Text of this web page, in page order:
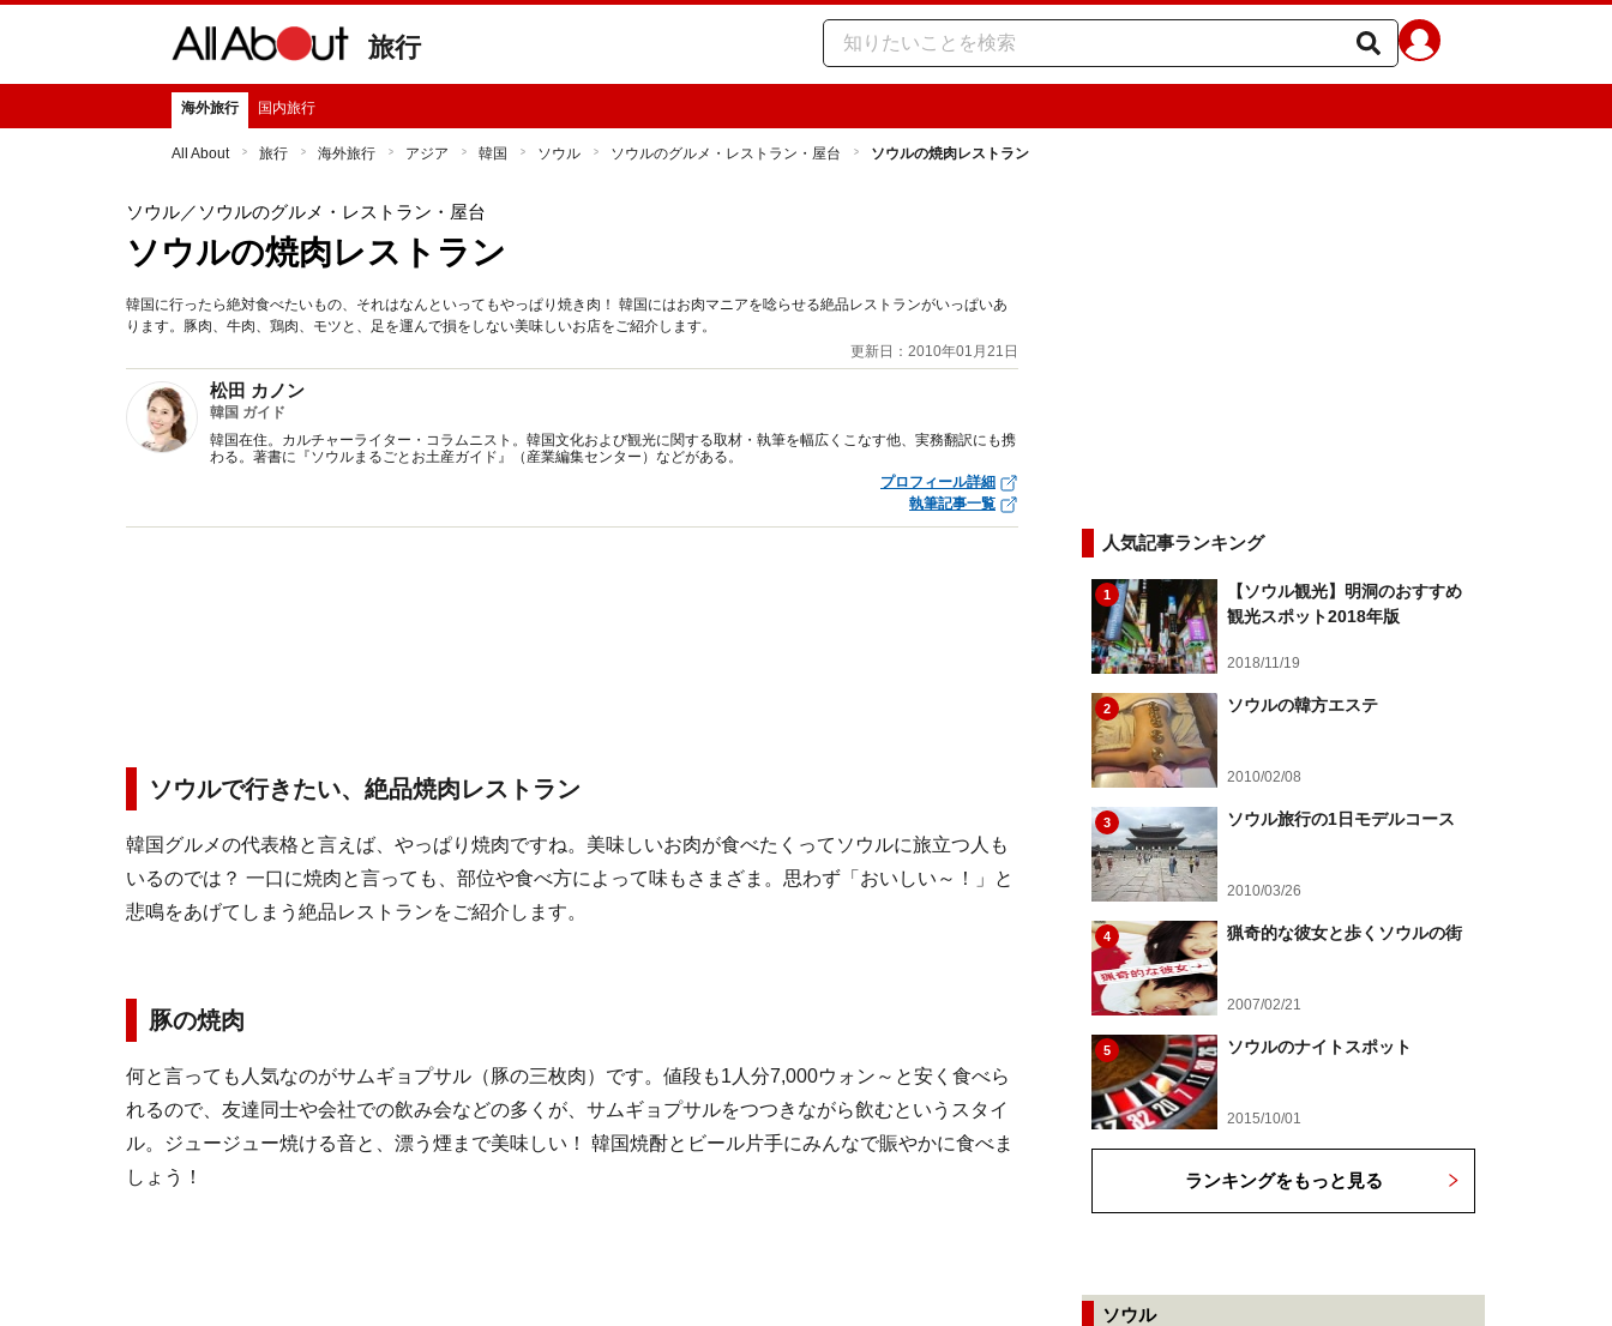
旅行
海外旅行 国内旅行
All About 旅行 海外旅行 アジア 韓国 ソウル ソウルのグルメ・レストラン・屋台 ソウルの焼肉レストラン
ソウル／ソウルのグルメ・レストラン・屋台
ソウルの焼肉レストラン
韓国に行ったら絶対食べたいもの、それはなんといってもやっぱり焼き肉！ 韓国にはお肉マニアを唸らせる絶品レストランがいっぱいあ
ります。豚肉、牛肉、鶏肉、モツと、足を運んで損をしない美味しいお店をご紹介します。
更新日：2010年01月21日
松田 カノン
韓国 ガイド
韓国在住。カルチャーライター・コラムニスト。韓国文化および観光に関する取材・執筆を幅広くこなす他、実務翻訳にも携
わる。著書に『ソウルまるごとお土産ガイド』（産業編集センター）などがある。
プロフィール詳細
執筆記事一覧
ソウルで行きたい、絶品焼肉レストラン
韓国グルメの代表格と言えば、やっぱり焼肉ですね。美味しいお肉が食べたくってソウルに旅立つ人も
いるのでは？ 一口に焼肉と言っても、部位や食べ方によって味もさまざま。思わず「おいしい～！」と
悲鳴をあげてしまう絶品レストランをご紹介します。
豚の焼肉
何と言っても人気なのがサムギョプサル（豚の三枚肉）です。値段も1人分7,000ウォン～と安く食べら
れるので、友達同士や会社での飲み会などの多くが、サムギョプサルをつつきながら飲むというスタイ
ル。ジュージュー焼ける音と、漂う煙まで美味しい！ 韓国焼酎とビール片手にみんなで賑やかに食べま
しょう！
人気記事ランキング
1
【ソウル観光】明洞のおすすめ
観光スポット2018年版
2018/11/19
2 ソウルの韓方エステ
2010/02/08
3 ソウル旅行の1日モデルコース
2010/03/26
4 猟奇的な彼女と歩くソウルの街
2007/02/21
5 ソウルのナイトスポット
2015/10/01
ランキングをもっと見る
ソウル